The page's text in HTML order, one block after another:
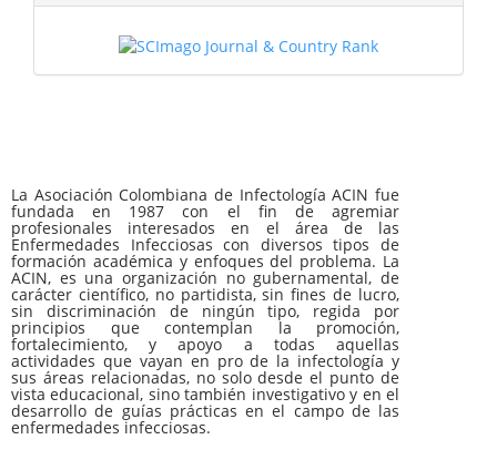
La Asociación Colombiana de Infectología ACIN fue
fundada en 1987 con el fin de agremiar
profesionales interesados en el área de las
Enfermedades Infecciosas con diversos tipos de
formación académica y enfoques del problema. La
ACIN, es una organización no gubernamental, de
carácter científico, no partidista, sin fines de lucro,
sin discriminación de ningún tipo, regida por
principios que contemplan la promoción,
fortalecimiento, y apoyo a todas aquellas
actividades que vayan en pro de la infectología y
sus áreas relacionadas, no solo desde el punto de
vista educacional, sino también investigativo y en el
desarrollo de guías prácticas en el campo de las
enfermedades infecciosas.